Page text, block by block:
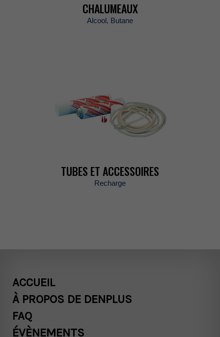
CHALUMEAUX
Alcool,Butane
TUBESETACCESSOIRES
Recharge
ACCUEIL
ÀPROPOSDEDENPLUS
FAQ
ÉVÈNEMENTS